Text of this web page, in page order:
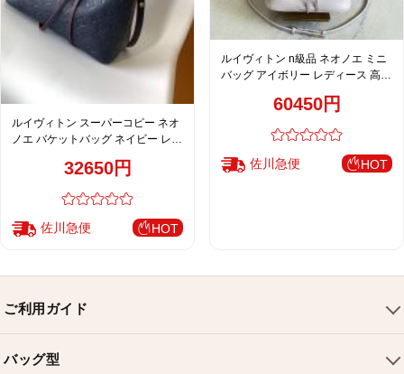
ルイヴィトン スーパーコピー ネオ
ノエ バケットバッグ ネイビー レッ
32650円
佐川急便 HOT
ルイヴィトン n級品 ネオノエ ミニ
バッグ アイボリー レディース 高品
60450円
佐川急便 HOT
ご利用ガイド
バッグ型